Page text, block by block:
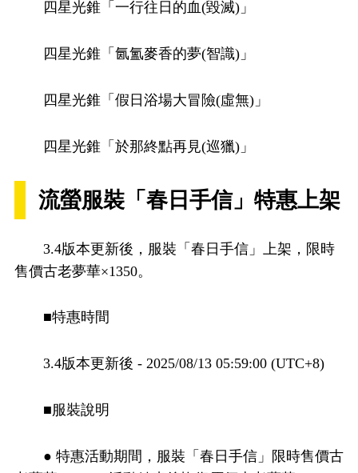
四星光錐「一行往日的血(毀滅)」
四星光錐「氤氳麥香的夢(智識)」
四星光錐「假日浴場大冒險(虛無)」
四星光錐「於那終點再見(巡獵)」
流螢服裝「春日手信」特惠上架
3.4版本更新後，服裝「春日手信」上架，限時
售價古老夢華×1350。
■特惠時間
3.4版本更新後 - 2025/08/13 05:59:00 (UTC+8)
■服裝說明
● 特惠活動期間，服裝「春日手信」限時售價古